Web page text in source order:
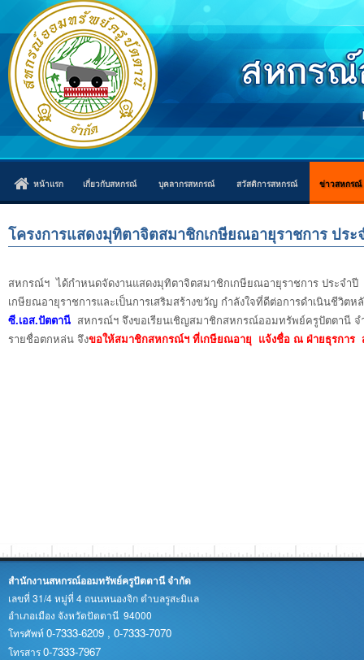
หน้าแรก เกี่ยวกับสหกรณ์ บุคลากรสหกรณ์ สวัสดิการสหกรณ์ ข่าวสหกรณ์
โครงการแสดงมุทิตาจิตสมาชิกเกษียณอายุราชการ ประ
สหกรณ์ฯ ได้กำหนดจัดงานแสดงมุทิตาจิตสมาชิกเกษียณอายุราชการ ประจำ
เกษียณอายุราชการและเป็นการเสริมสร้างขวัญ กำลังใจที่ดีต่อการดำเนินชีวิต
ซี.เอส.ปัตตานี สหกรณ์ฯ จึงขอเรียนเชิญสมาชิกสหกรณ์ออมทรัพย์ครูปัตตานี
รายชื่อตกหล่น จึงขอให้สมาชิกสหกรณ์ฯ ที่เกษียณอายุ แจ้งชื่อ ณ ฝ่ายธุรกา
สำนักงานสหกรณ์ออมทรัพย์ครูปัตตานี จำกัด
เลขที่ 31/4 หมู่ที่ 4 ถนนหนองจิก ตำบลรูสะมิแล
อำเภอเมือง จังหวัดปัตตานี 94000
โทรศัพท์0-7333-6209 , 0-7333-7070
โทรสาร0-7333-7967